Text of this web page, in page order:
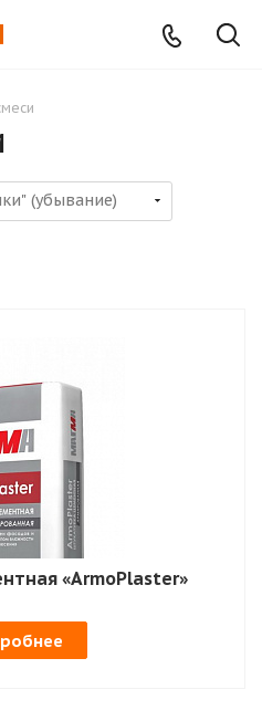
«ArmoPlaster»